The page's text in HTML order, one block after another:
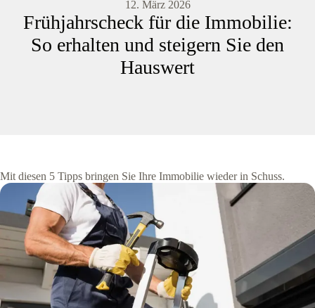
12. März 2026
Frühjahrscheck für die Immobilie:
So erhalten und steigern Sie den
Hauswert
Mit diesen 5 Tipps bringen Sie Ihre Immobilie wieder in Schuss.